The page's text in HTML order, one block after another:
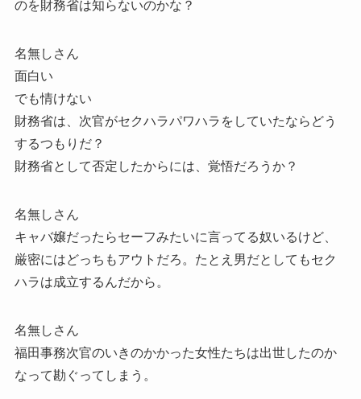
のを財務省は知らないのかな？
名無しさん
面白い
でも情けない
財務省は、次官がセクハラパワハラをしていたならどう
するつもりだ？
財務省として否定したからには、覚悟だろうか？
名無しさん
キャバ嬢だったらセーフみたいに言ってる奴いるけど、
厳密にはどっちもアウトだろ。たとえ男だとしてもセク
ハラは成立するんだから。
名無しさん
福田事務次官のいきのかかった女性たちは出世したのか
なって勘ぐってしまう。